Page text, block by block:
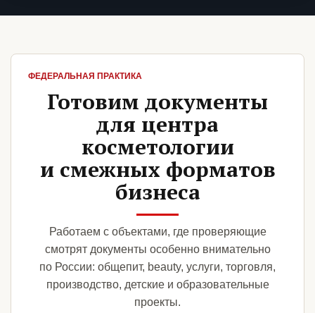
ФЕДЕРАЛЬНАЯ ПРАКТИКА
Готовим документы
для центра
косметологии
и смежных форматов
бизнеса
Работаем с объектами, где проверяющие
смотрят документы особенно внимательно
по России: общепит, beauty, услуги, торговля,
производство, детские и образовательные
проекты.